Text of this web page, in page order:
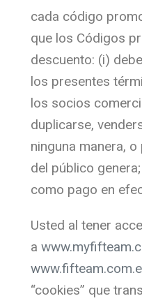
cada código
que los Códigos
descuento: (i)
los presentes
los socios
duplicarse,
ninguna manera,
del público
como pago en
Usted al tener
a
“cookies” que